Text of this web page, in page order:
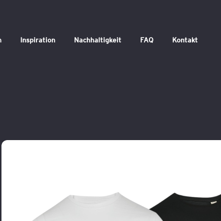
Inspiration Nachhaltigkeit FAQ Kontakt